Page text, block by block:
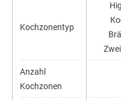
Kochzonentyp
Anzahl
Kochzonen